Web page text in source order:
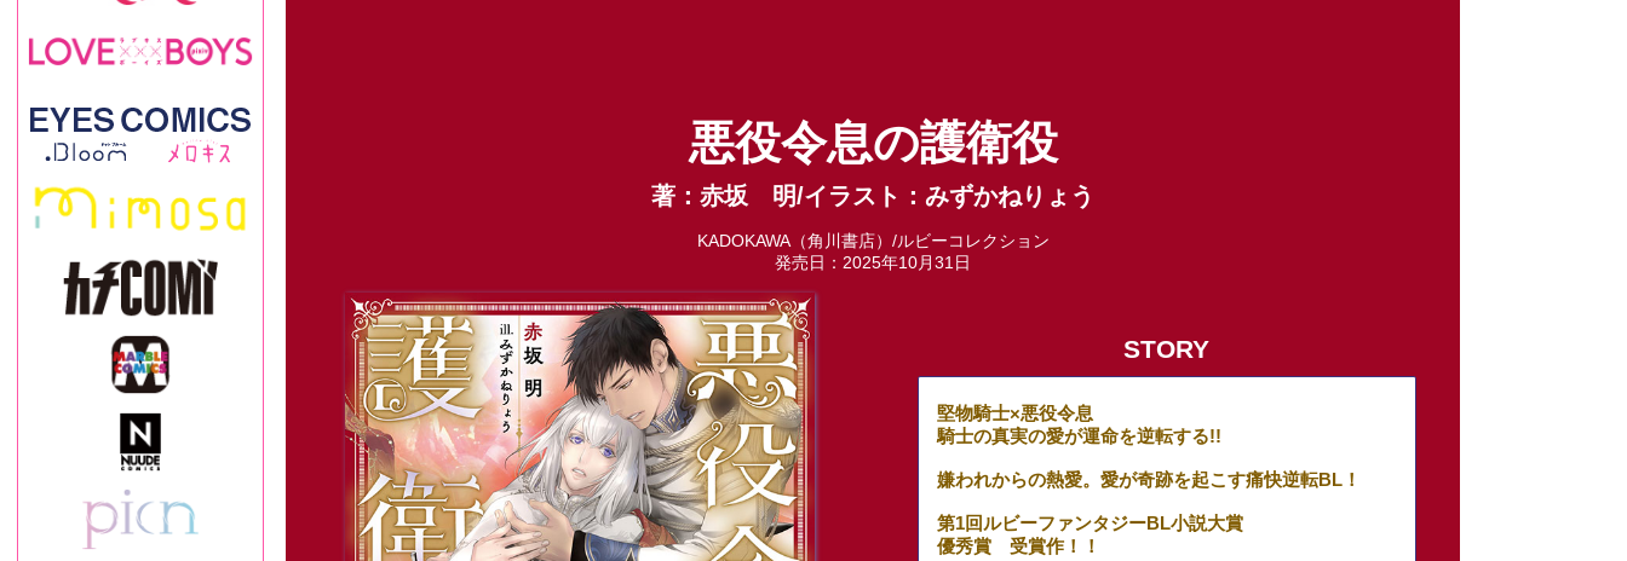
悪役令息の護衛役
著：赤坂 明/イラスト：みずかねりょう
KADOKAWA（角川書店）/ルビーコレクション
発売日：2025年10月31日
STORY
堅物騎士×悪役令息
騎士の真実の愛が運命を逆転する!!
嫌われからの熱愛。愛が奇跡を起こす痛快逆転BL！
第1回ルビーファンタジーBL小説大賞
優秀賞 受賞作！！